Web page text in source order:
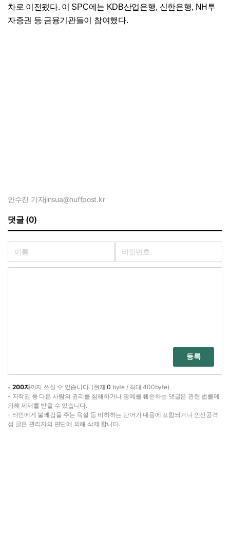
차로 이전됐다. 이 SPC에는 KDB산업은행, 신한은행, NH투
자증권 등 금융기관들이 참여했다.
안수진 기자jinsua@huffpost.kr
댓글 (0)
등록
- 200자까지 쓰실 수 있습니다. (현재0 byte / 최대 400byte)
- 저작권 등 다른 사람의 권리를 침해하거나 명예를 훼손하는 댓글은 관련 법률에
의해 제재를 받을 수 있습니다.
- 타인에게 불쾌감을 주는 욕설 등 비하하는 단어가 내용에 포함되거나 인신공격
성 글은 관리자의 판단에 의해 삭제 합니다.